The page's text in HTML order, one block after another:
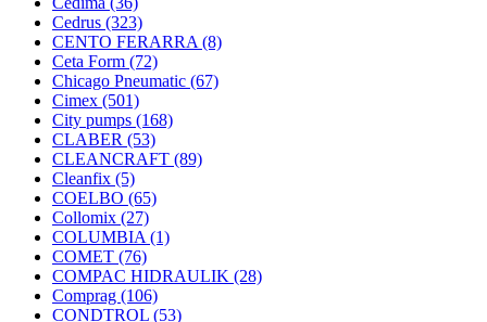
Cedrus (323)
CENTO FERARRA (8)
Ceta Form (72)
Chicago Pneumatic (67)
Cimex (501)
City pumps (168)
CLABER (53)
CLEANCRAFT (89)
Cleanfix (5)
COELBO (65)
Collomix (27)
COLUMBIA (1)
COMET (76)
COMPAC HIDRAULIK (28)
Comprag (106)
CONDTROL (53)